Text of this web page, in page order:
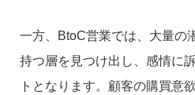
一方、BtoC営業では、大量の
持つ層を見つけ出し、感情に
トとなります。顧客の購買意